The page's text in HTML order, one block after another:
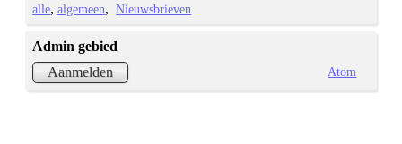
alle algemeen Nieuwsbrieven
Admin gebied
Aanmelden
Atom